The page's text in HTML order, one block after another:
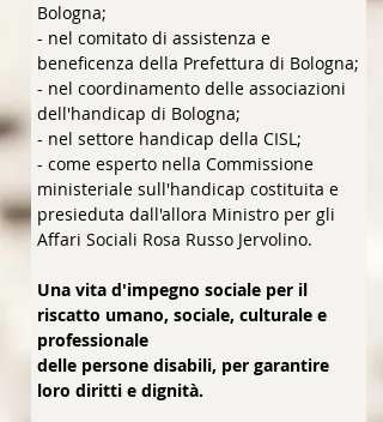
Bologna;
- nel comitato di assistenza e
beneficenza della Prefettura di Bologna;
- nel coordinamento delle associazioni
dell'handicap di Bologna;
- nel settore handicap della CISL;
- come esperto nella Commissione
ministeriale sull'handicap costituita e
presieduta dall'allora Ministro per gli
Affari Sociali Rosa Russo Jervolino.
Una vita d'impegno sociale per il
riscatto umano, sociale, culturale e
professionale
delle persone disabili, per garantire
loro diritti e dignità.